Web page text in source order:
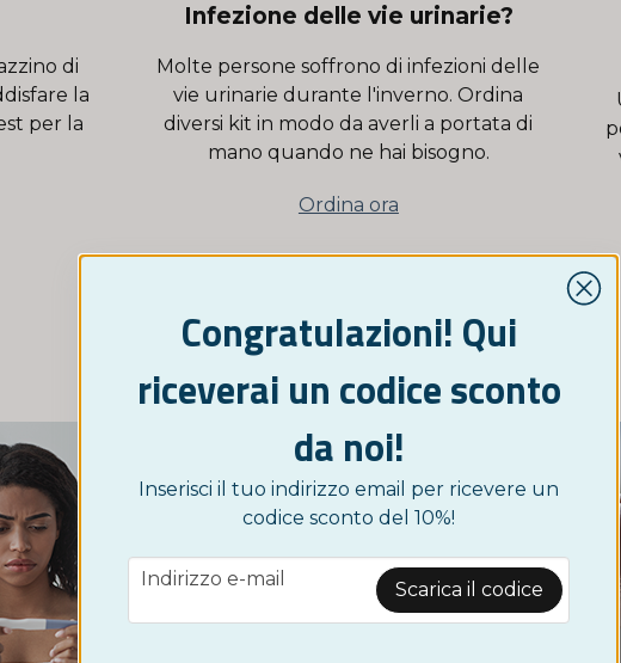
di
la
per la
Infezione delle vie urinarie?
Molte persone soffrono di infezioni delle
vie urinarie durante l'inverno. Ordina
diversi kit in modo da averli a portata di
mano quando ne hai bisogno.
Ordina ora
Congratulazioni! Qui
riceverai un codice sconto
da noi!
Inserisci il tuo indirizzo email per ricevere un
codice sconto del 10%!
email
Indirizzo e-mail Scarica il codice